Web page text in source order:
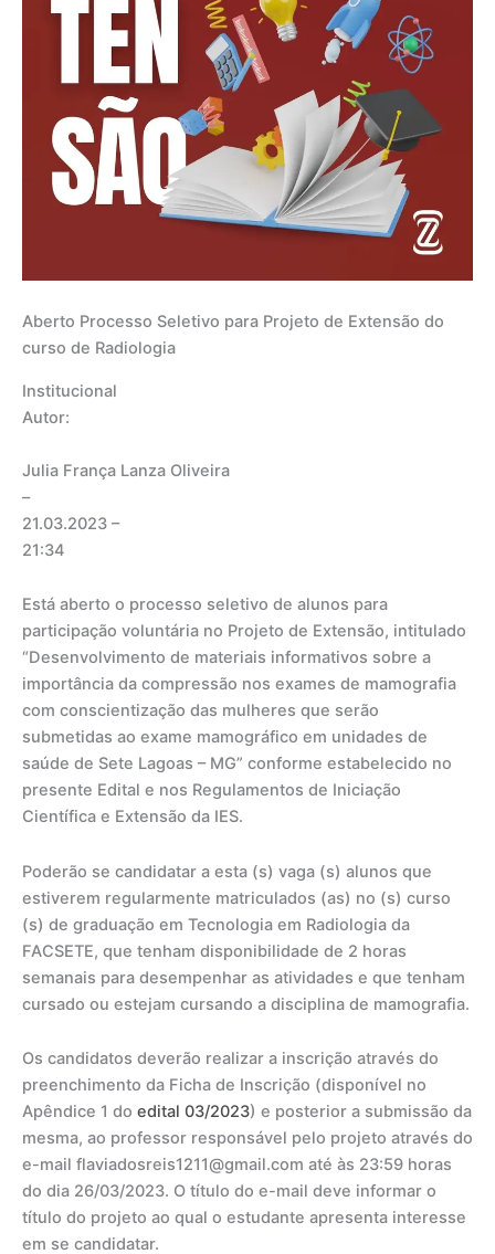
Aberto Processo Seletivo para Projeto de Extensão do
curso de Radiologia
Institucional
Autor:
Julia França Lanza Oliveira
–
21.03.2023 –
21:34
Está aberto o processo seletivo de alunos para
participação voluntária no Projeto de Extensão, intitulado
“Desenvolvimento de materiais informativos sobre a
importância da compressão nos exames de mamografia
com conscientização das mulheres que serão
submetidas ao exame mamográfico em unidades de
saúde de Sete Lagoas – MG” conforme estabelecido no
presente Edital e nos Regulamentos de Iniciação
Científica e Extensão da IES.
Poderão se candidatar a esta (s) vaga (s) alunos que
estiverem regularmente matriculados (as) no (s) curso
(s) de graduação em Tecnologia em Radiologia da
FACSETE, que tenham disponibilidade de 2 horas
semanais para desempenhar as atividades e que tenham
cursado ou estejam cursando a disciplina de mamografia.
Os candidatos deverão realizar a inscrição através do
preenchimento da Ficha de Inscrição (disponível no
Apêndice 1 do edital 03/2023) e posterior a submissão da
mesma, ao professor responsável pelo projeto através do
e-mail flaviadosreis1211@gmail.com até às 23:59 horas
do dia 26/03/2023. O título do e-mail deve informar o
título do projeto ao qual o estudante apresenta interesse
em se candidatar.